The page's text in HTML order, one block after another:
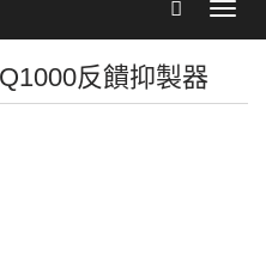
反饋抑製器